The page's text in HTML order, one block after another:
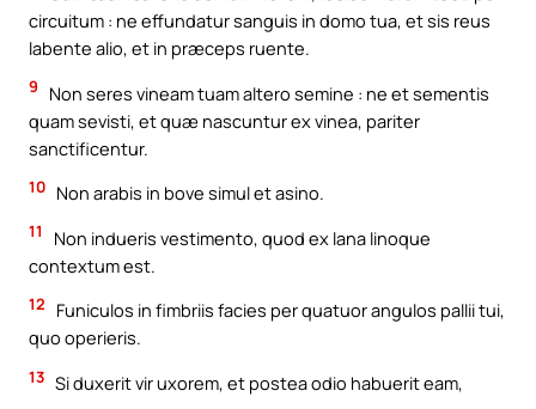
circuitum : ne effundatur sanguis in domo tua, et sis reus
labente alio, et in præceps ruente.
9
Non seres vineam tuam altero semine : ne et sementis
quam sevisti, et quæ nascuntur ex vinea, pariter
sanctificentur.
10 Non arabis in bove simul et asino.
11
Non indueris vestimento, quod ex lana linoque
contextum est.
12
Funiculos in fimbriis facies per quatuor angulos pallii tui,
quo operieris.
13 Si duxerit vir uxorem, et postea odio habuerit eam,